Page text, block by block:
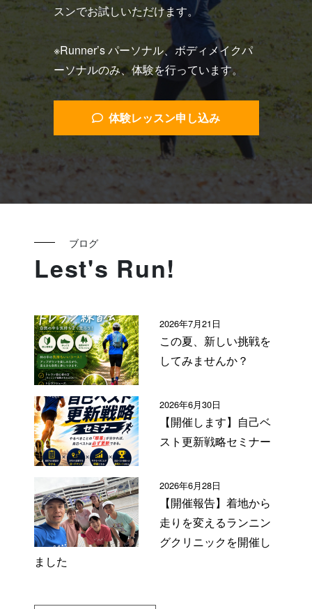
スンでお試しいただけます。
※Runner’s パーソナル、ボディメイクパ
ーソナルのみ、体験を行っています。
体験レッスン申し込み
ブログ
Lest's Run!
2026年7月21日
この夏、新しい挑戦を
してみませんか？
2026年6月30日
【開催します】自己ベ
スト更新戦略セミナー
2026年6月28日
【開催報告】着地から
走りを変えるランニン
グクリニックを開催し
ました